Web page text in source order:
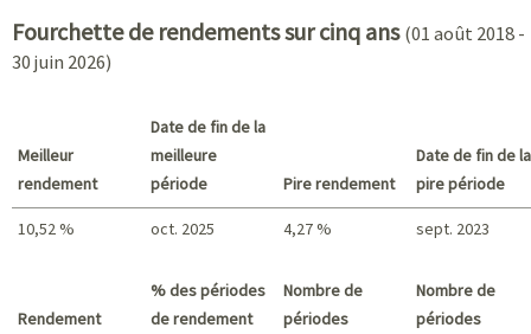
Fourchette de rendements sur cinq ans (01 août 2018 -
30 juin 2026)
Meilleur
rendement
Date de fin de la
meilleure
période
Pire rendement
Date de fin de la
pire période
10,52 % oct. 2025 4,27 % sept. 2023
Rendement
% des périodes
de rendement
Nombre de
périodes
Nombre de
périodes